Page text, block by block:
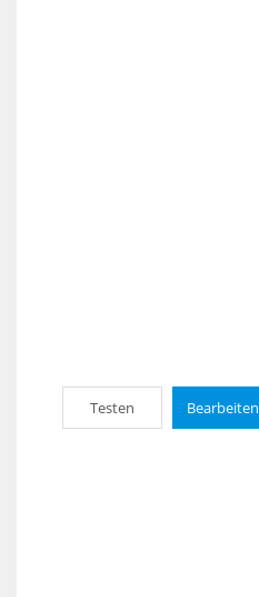
Testen Bearbeiten